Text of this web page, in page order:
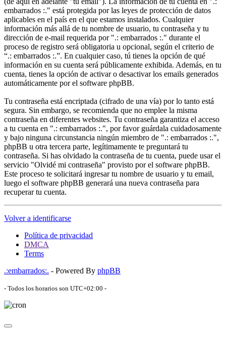
embarrados :." está protegida por las leyes de protección de datos
aplicables en el país en el que estamos instalados. Cualquier
información más allá de tu nombre de usuario, tu contraseña y tu
dirección de e-mail requerida por ".: embarrados :." durante el
proceso de registro será obligatoria u opcional, según el criterio de
“.: embarrados :.”. En cualquier caso, tú tienes la opción de qué
información en su cuenta será públicamente exhibida. Además, en tu
cuenta, tienes la opción de activar o desactivar los emails generados
automáticamente por el software phpBB.
Tu contraseña está encriptada (cifrado de una vía) por lo tanto está
segura. Sin embargo, se recomienda que no emplee la misma
contraseña en diferentes websites. Tu contraseña garantiza el acceso
a tu cuenta en ".: embarrados :.", por favor guárdala cuidadosamente
y bajo ninguna circunstancia ningún miembro de ".: embarrados :.",
phpBB u otra tercera parte, legítimamente te preguntará tu
contraseña. Si has olvidado la contraseña de tu cuenta, puede usar el
servicio "Olvidé mi contraseña" provisto por el software phpBB.
Este proceso te solicitará ingresar tu nombre de usuario y tu email,
luego el software phpBB generará una nueva contraseña para
recuperar tu cuenta.
Volver a identificarse
Política de privacidad
DMCA
Terms
.:embarrados:. - Powered By phpBB
- Todos los horarios son UTC+02:00 -